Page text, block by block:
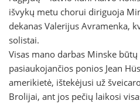
išvykų metu chorui diriguoja
dekanas Valerijus Avramenka,
solistai.
Visas mano darbas Minske
pasiaukojančios ponios Jean
amerikietė, ištekėjusi už
Brolijai, ant jos pečių laikosi